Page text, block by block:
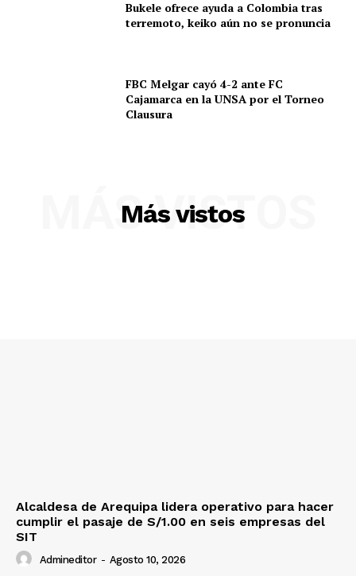
Diario los Andes
Bukele ofrece ayuda a Colombia tras
terremoto, keiko aún no se pronuncia
FBC Melgar cayó 4-2 ante FC
Cajamarca en la UNSA por el Torneo
Clausura
Más vistos
MÁS VISTOS
Alcaldesa de Arequipa lidera operativo para hacer
cumplir el pasaje de S/1.00 en seis empresas del
SIT
Admineditor - Agosto 10, 2026